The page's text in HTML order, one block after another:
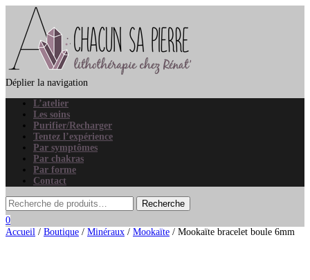
Déplier la navigation
L’atelier
Les soins
Purifier/Recharger
Tentez l’expérience
Par symptômes
Par chakras
Par forme
Contact
0
Accueil / Boutique / Minéraux / Mookaïte / Mookaïte bracelet boule 6mm